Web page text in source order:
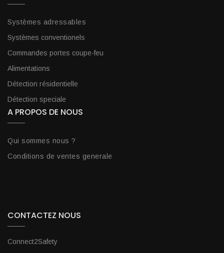
Systèmes adressables
Systèmes conventionels
Commandes portes coupe-feu
Alimentations
Détection résidentielle
Détection speciale
A PROPOS DE NOUS
Qui sommes nous ?
Conditions de ventes generale
CONTACTEZ NOUS
Connect2Safety